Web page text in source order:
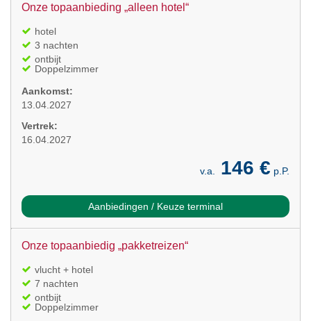
Onze topaanbieding „alleen hotel“
hotel
3 nachten
ontbijt
Doppelzimmer
Aankomst:
13.04.2027
Vertrek:
16.04.2027
v.a. 146 € p.P.
Aanbiedingen / Keuze terminal
Onze topaanbiedig „pakketreizen“
vlucht + hotel
7 nachten
ontbijt
Doppelzimmer